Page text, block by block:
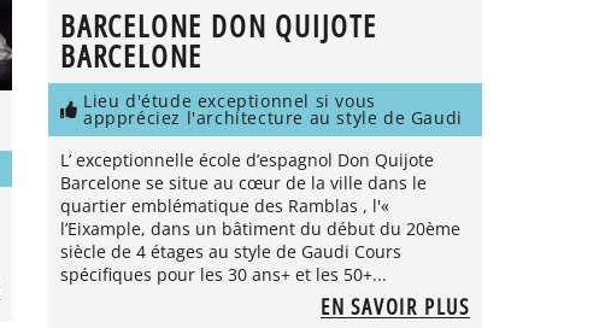
BARCELONE DON QUIJOTE
BARCELONE
Lieu d'étude exceptionnel si vous
apppréciez l'architecture au style de Gaudi
L’ exceptionnelle école d’espagnol Don Quijote
Barcelone se situe au cœur de la ville dans le
quartier emblématique des Ramblas , l'«
l’Eixample, dans un bâtiment du début du 20ème
siècle de 4 étages au style de Gaudi Cours
spécifiques pour les 30 ans+ et les 50+...
EN SAVOIR PLUS